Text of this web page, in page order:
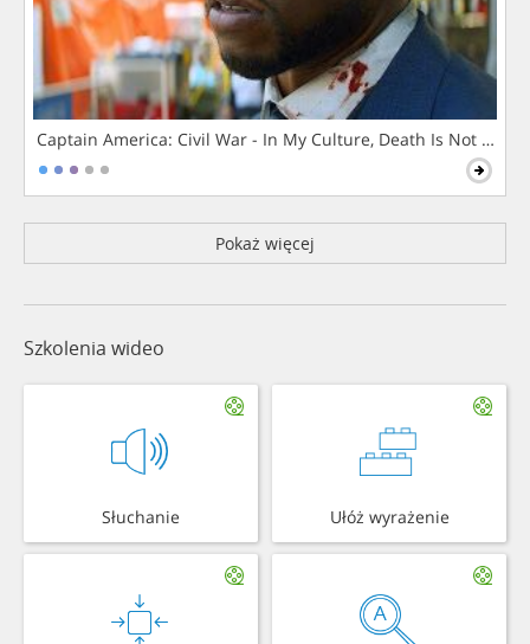
Captain America: Civil War - In My Culture, Death Is Not The
Pokaż więcej
Szkolenia wideo
Słuchanie Ułóż wyrażenie